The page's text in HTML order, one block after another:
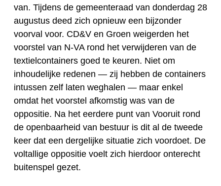
van. Tijdens de gemeenteraad van donderdag 28
augustus deed zich opnieuw een bijzonder
voorval voor. CD&V en Groen weigerden het
voorstel van N-VA rond het verwijderen van de
textielcontainers goed te keuren. Niet om
inhoudelijke redenen — zij hebben de containers
intussen zelf laten weghalen — maar enkel
omdat het voorstel afkomstig was van de
oppositie. Na het eerdere punt van Vooruit rond
de openbaarheid van bestuur is dit al de tweede
keer dat een dergelijke situatie zich voordoet. De
voltallige oppositie voelt zich hierdoor onterecht
buitenspel gezet.